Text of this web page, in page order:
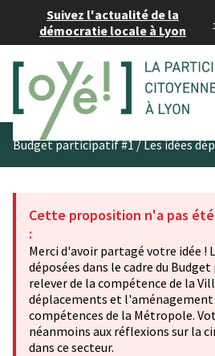
Suivez l'actualité de la
démocratie locale à Lyon
Budget participatif #1/Les idées
Cette proposition n'a pas
:
Merci d'avoir partagé votre idée !
déposées dans le cadre du
relever de la compétence de la
déplacements et l'aménagement
compétences de la Métropole.
néanmoins aux réflexions sur la
dans ce secteur.